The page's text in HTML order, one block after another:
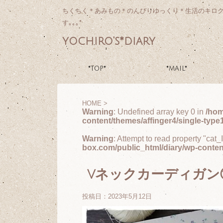
ちくちく＊あみもの＊のんびりゆっくり＊生活のキロ
す｡｡｡*
yochiro's*diary
*TOP* *MAIL*
HOME >
Warning: Undefined array key 0 in /
content/themes/affinger4/single-
Warning: Attempt to read property
box.com/public_html/diary/wp-
vネックカーディガ
投稿日： 2023年5月12日